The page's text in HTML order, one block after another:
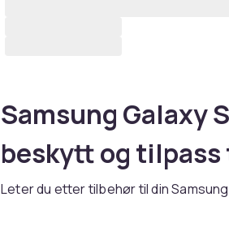
Samsung Galaxy
beskytt og
Leter du etter tilbehør til din